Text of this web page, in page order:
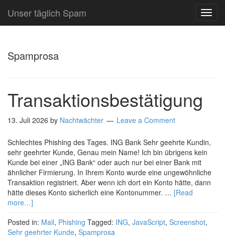
Unser täglich Spam
Spamprosa
Transaktionsbestätigung
13. Juli 2026 by Nachtwächter Leave a Comment
Schlechtes Phishing des Tages. ING Bank Sehr geehrte Kundin,
sehr geehrter Kunde, Genau mein Name! Ich bin übrigens kein
Kunde bei einer „ING Bank“ oder auch nur bei einer Bank mit
ähnlicher Firmierung. In Ihrem Konto wurde eine ungewöhnliche
Transaktion registriert. Aber wenn ich dort ein Konto hätte, dann
hätte dieses Konto sicherlich eine Kontonummer. … [Read
more…]
Posted in: Mail, Phishing Tagged: ING, JavaScript, Screenshot,
Sehr geehrter Kunde, Spamprosa